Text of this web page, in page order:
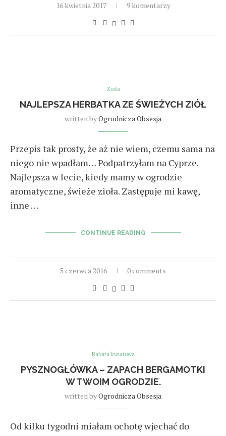
16 kwietnia 2017 9 komentarzy
Zioła
NAJLEPSZA HERBATKA ZE ŚWIEŻYCH ZIÓŁ
written byOgrodnicza Obsesja
Przepis tak prosty, że aż nie wiem, czemu sama na
niego nie wpadłam… Podpatrzyłam na Cyprze.
Najlepsza w lecie, kiedy mamy w ogrodzie
aromatyczne, świeże zioła. Zastępuje mi kawę,
inne …
CONTINUE READING
5 czerwca 2016 0 comments
Rabata kwiatowa
PYSZNOGŁÓWKA – ZAPACH BERGAMOTKI
W TWOIM OGRODZIE.
written byOgrodnicza Obsesja
Od kilku tygodni miałam ochotę wjechać do